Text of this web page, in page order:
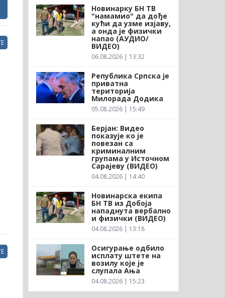
Новинарку БН ТВ
"намамио" да дође
кући да узме изјаву,
а онда је физички
напао (АУДИО/
ВИДЕО)
06.08.2026 | 13:32
Република Српска је
приватна
територија
Милорада Додика
05.08.2026 | 15:49
Берјан: Видео
показује ко је
повезан са
криминалним
групама у Источном
Сарајеву (ВИДЕО)
04.08.2026 | 14:40
Новинарска екипа
БН ТВ из Добоја
нападнута вербално
и физички (ВИДЕО)
04.08.2026 | 13:18
Осигурање одбило
исплату штете на
возилу које је
слупала Ања
04.08.2026 | 15:23